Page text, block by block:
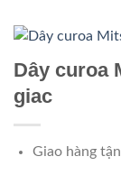
Dây curoa
giac
Giao hàng